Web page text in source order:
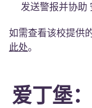
发送警报并协助
如需查看该校提供
此处。
爱丁堡